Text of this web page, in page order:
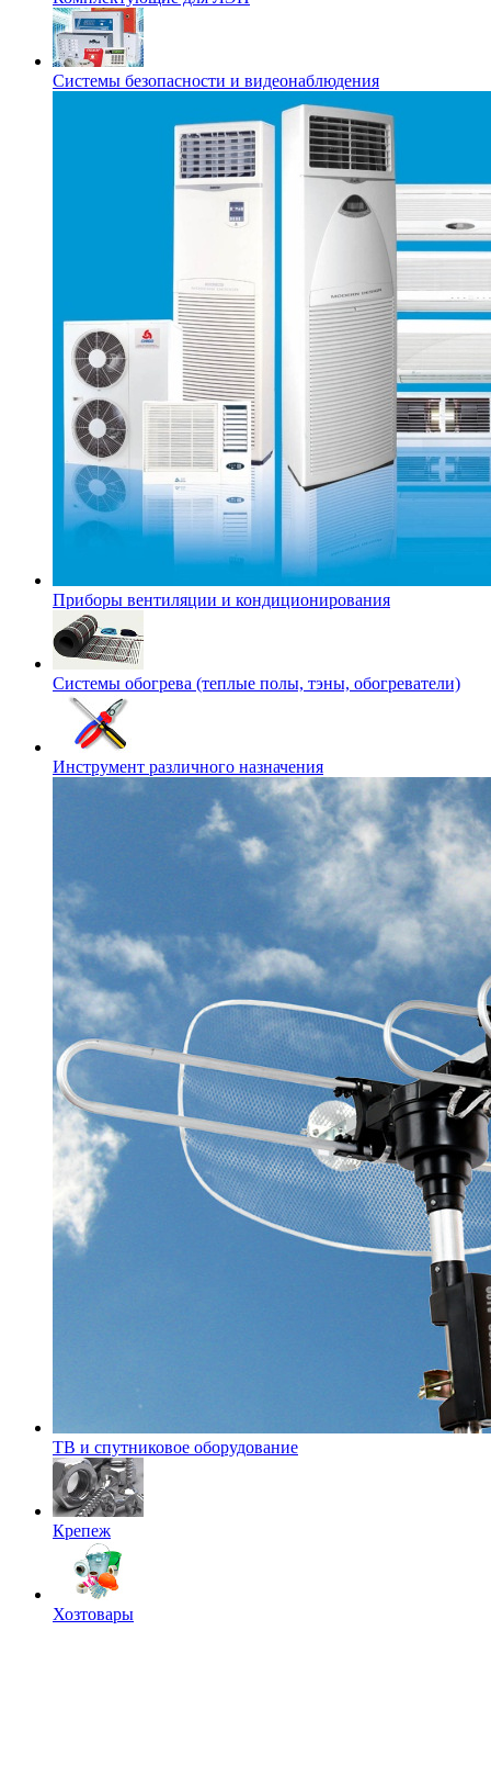
Системы безопасности и видеонаблюдения
Приборы вентиляции и кондиционирования
Системы обогрева (теплые полы, тэны, обогреватели)
Инструмент различного назначения
ТВ и спутниковое оборудование
Крепеж
Хозтовары